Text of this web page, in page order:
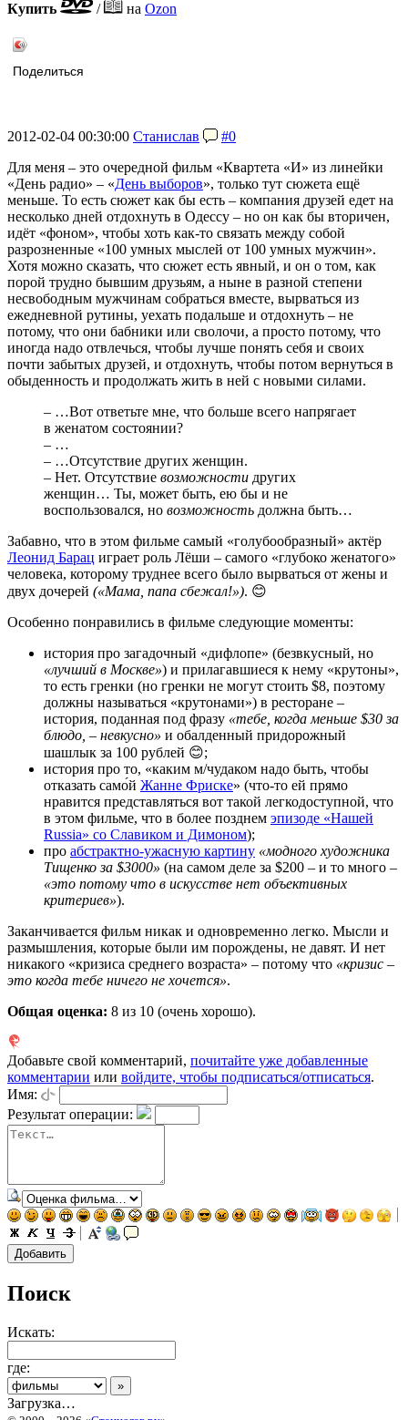
Купить / на Ozon
Поделиться
2012-02-04 00:30:00 Станислав
#0
Для меня – это очередной фильм «Квартета «И» из линейки
«День радио» – «День выборов», только тут сюжета ещё
меньше. То есть сюжет как бы есть – компания друзей едет на
несколько дней отдохнуть в Одессу – но он как бы вторичен,
идёт «фоном», чтобы хоть как-то связать между собой
разрозненные «100 умных мыслей от 100 умных мужчин».
Хотя можно сказать, что сюжет есть явный, и он о том, как
порой трудно бывшим друзьям, а ныне в разной степени
несвободным мужчинам собраться вместе, вырваться из
ежедневной рутины, уехать подальше и отдохнуть – не
потому, что они бабники или сволочи, а просто потому, что
иногда надо отвлечься, чтобы лучше понять себя и своих
почти забытых друзей, и отдохнуть, чтобы потом вернуться в
обыденность и продолжать жить в ней с новыми силами.
– …Вот ответьте мне, что больше всего напрягает
в женатом состоянии?
– …
– …Отсутствие других женщин.
– Нет. Отсутствие возможности других
женщин… Ты, может быть, ею бы и не
воспользовался, но возможность должна быть…
Забавно, что в этом фильме самый «голубообразный» актёр
Леонид Барац играет роль Лёши – самого «глубоко женатого»
человека, которому труднее всего было вырваться от жены и
двух дочерей («Мама, папа сбежал!»). 😊
Особенно понравились в фильме следующие моменты:
история про загадочный «дифлопе» (безвкусный, но
«лучший в Москве») и прилагавшиеся к нему «крутоны»,
то есть гренки (но гренки не могут стоить $8, поэтому
должны называться «крутонами») в ресторане –
история, поданная под фразу «тебе, когда меньше $30 за
блюдо, – невкусно» и обалденный придорожный
шашлык за 100 рублей 😊;
история про то, «каким м/чудаком надо быть, чтобы
отказать само́й Жанне Фриске» (что-то ей прямо
нравится представляться вот такой легкодоступной, что
в этом фильме, что в более позднем эпизоде «Нашей
Russia» со Славиком и Димоном);
про абстрактно-ужасную картину «модного художника
Тищенко за $3000» (на самом деле за $200 – и то много –
«это потому что в искусстве нет объективных
критериев»).
Заканчивается фильм никак и одновременно легко. Мысли и
размышления, которые были им порождены, не давят. И нет
никакого «кризиса среднего возраста» – потому что «кризис –
это когда тебе ничего не хочется».
Общая оценка: 8 из 10 (очень хорошо).
Добавьте свой комментарий, почитайте уже добавленные
комментарии или войдите, чтобы подписаться/отписаться.
Имя:
Результат операции:
Поиск
Искать:
где:
Загрузка…